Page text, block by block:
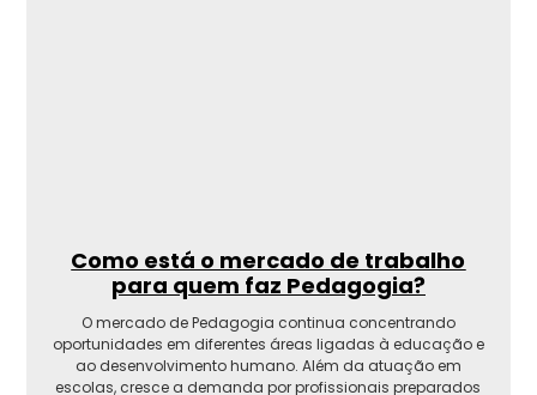
Como está o mercado de trabalho
para quem faz Pedagogia?
O mercado de Pedagogia continua concentrando
oportunidades em diferentes áreas ligadas à educação e
ao desenvolvimento humano. Além da atuação em
escolas, cresce a demanda por profissionais preparados